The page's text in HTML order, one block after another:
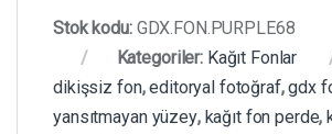
Stok kodu: GDX.FON.PURPLE68
Kategoriler: Kağıt Fonlar
dikişsiz fon,editoryal fotoğraf,gdx
yansıtmayan yüzey, kağıt fon perde,